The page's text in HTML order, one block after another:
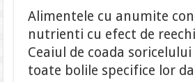
Alimentele cu anumite
nutrienti cu efect de
Ceaiul de coada
toate bolile specifice lor